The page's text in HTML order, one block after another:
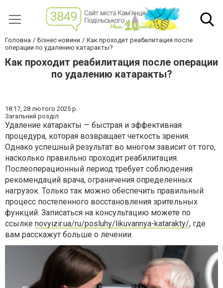
Головна Бізнес новини
Как проходит реабилитация после
операции по удалению катаракты?
Как проходит реабилитация после операции
по удалению катаракты?
18:17, 28 лютого 2025 р.
Загальний розділ
Удаление катаракты — быстрая и эффективная
процедура, которая возвращает четкость зрения.
Однако успешный результат во многом зависит от того,
насколько правильно проходит реабилитация.
Послеоперационный период требует соблюдения
рекомендаций врача, ограничения определенных
нагрузок. Только так можно обеспечить правильный
процесс постепенного восстановления зрительных
функций. Записаться на консультацию можете по
ссылке novyizir.ua/ru/posluhy/likuvannya-katarakty/, где
вам расскажут больше о лечении.